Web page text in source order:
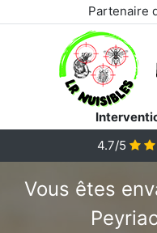
Partenaire
4.7/5
Vous êtes